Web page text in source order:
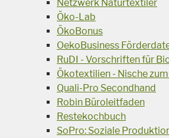
Netzwerk Naturtextiler
Öko-Lab
ÖkoBonus
OekoBusiness
RuDI - Vorschriften für
Ökotextilien - Nische
Quali-Pro Secondhand
Robin Büroleitfaden
Restekochbuch
SoPro: Soziale